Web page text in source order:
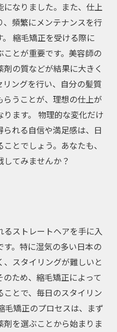
なりました。また、仕上
頻繁にメンテナンスを行
縮毛矯正を受ける際に
とが重要です。美容師の
の質などが結果に大きく
ングを行い、自分の髪質
うことが、理想の仕上が
ます。 物理的な変化だけ
れる自信や満足感は、日
とでしょう。あなたも、
てみませんか？
ストレートヘアを手に入
。特に湿気の多い日本の
スタイリングが難しいと
ため、縮毛矯正によって
とで、毎日のスタイリン
毛矯正のプロセスは、まず
を選ぶことから始まりま